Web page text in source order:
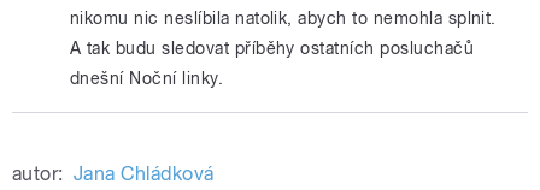
nikomu nic neslíbila natolik, abych to nemohla splnit.
A tak budu sledovat příběhy ostatních posluchačů
dnešní Noční linky.
autor: Jana Chládková